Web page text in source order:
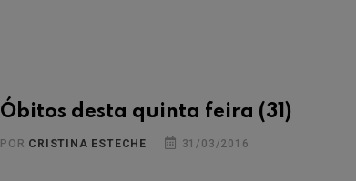
Óbitos desta quinta feira (31)
POR CRISTINA ESTECHE 31/03/2016